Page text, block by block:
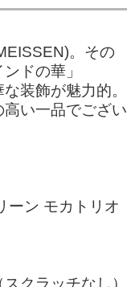
。その
ドの華」
装飾が魅力的。
い一品でござい
ーン モカトリオ
クラッチなし）